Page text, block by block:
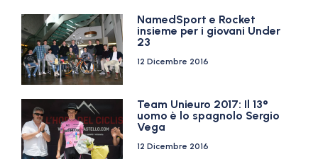
NamedSport e Rocket
insieme per i giovani Under
23
12 Dicembre 2016
Team Unieuro 2017: Il 13°
uomo è lo spagnolo Sergio
Vega
12 Dicembre 2016